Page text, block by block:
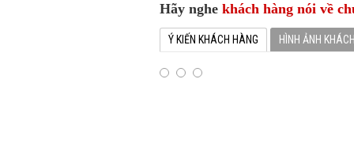
Hãy nghe khách hàng nói về
Ý KIẾN KHÁCH HÀNG HÌNH ẢNH
“Hàng ngàn các khách hàng là cá